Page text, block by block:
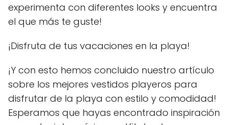
experimenta con diferentes looks y encuentra
el que más te guste!
¡Disfruta de tus vacaciones en la playa!
¡Y con esto hemos concluido nuestro artículo
sobre los mejores vestidos playeros para
disfrutar de la playa con estilo y comodidad!
Esperamos que hayas encontrado inspiración